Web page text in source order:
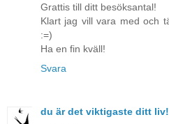
Grattis till ditt besöksantal!
Klart jag vill vara med och
:=)
Ha en fin kväll!
Svara
du är det viktigaste ditt liv!